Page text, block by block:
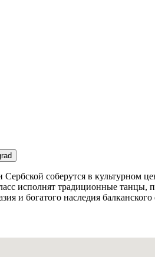
соберутся в культурном
исполнят традиционные
и богатого наследия